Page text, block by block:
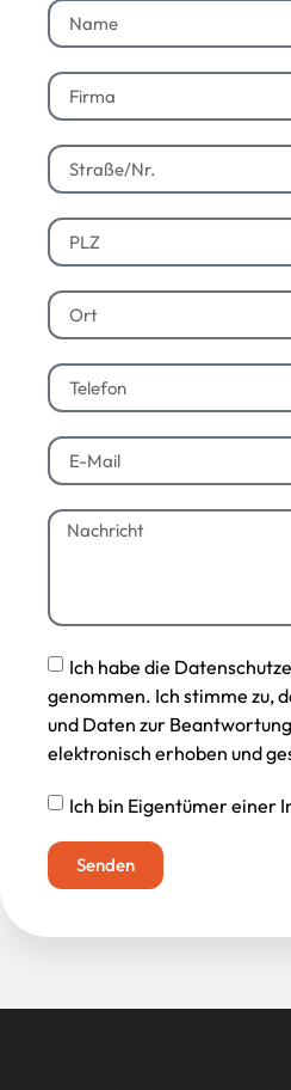
Ich habe die
genommen. Ich stimme zu,
und Daten zur
elektronisch erhoben und
Ich bin Eigentümer einer
Senden